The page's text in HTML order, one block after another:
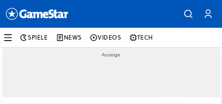
SPIELE NEWS VIDEOS TECH